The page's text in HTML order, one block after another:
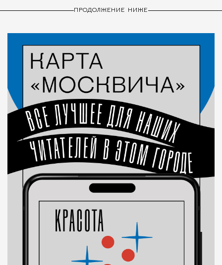
ПРОДОЛЖЕНИЕ НИЖЕ